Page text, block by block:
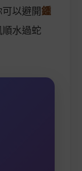
可以避開鍾
水過蛇